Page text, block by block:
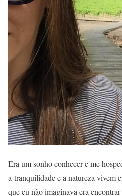
Era um sonho conhecer e me
a tranquilidade e a natureza vivem
que eu não imaginava era